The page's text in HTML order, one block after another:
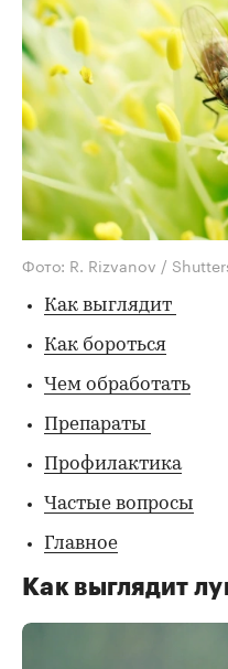
Фото: R. Rizvanov /
Как выглядит
Как бороться
Чем обработать
Препараты
Профилактика
Частые вопросы
Главное
Как выглядит